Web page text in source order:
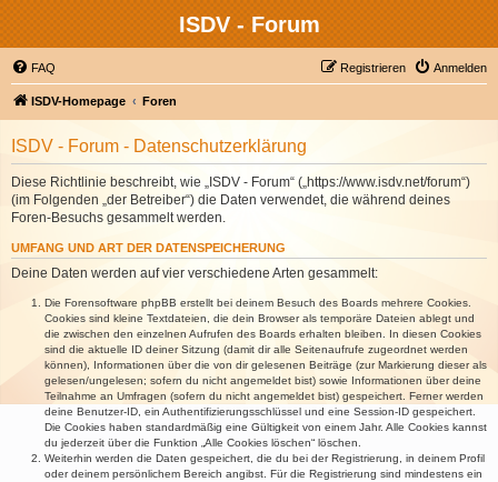
ISDV - Forum
FAQ Anmelden
Registrieren
ISDV-Homepage Foren
ISDV - Forum - Datenschutzerklärung
Diese Richtlinie beschreibt, wie „ISDV - Forum“ („https://www.isdv.net/forum“)
(im Folgenden „der Betreiber“) die Daten verwendet, die während deines
Foren-Besuchs gesammelt werden.
UMFANG UND ART DER DATENSPEICHERUNG
Deine Daten werden auf vier verschiedene Arten gesammelt:
Die Forensoftware phpBB erstellt bei deinem Besuch des Boards mehrere Cookies.
Cookies sind kleine Textdateien, die dein Browser als temporäre Dateien ablegt und
die zwischen den einzelnen Aufrufen des Boards erhalten bleiben. In diesen Cookies
sind die aktuelle ID deiner Sitzung (damit dir alle Seitenaufrufe zugeordnet werden
können), Informationen über die von dir gelesenen Beiträge (zur Markierung dieser als
gelesen/ungelesen; sofern du nicht angemeldet bist) sowie Informationen über deine
Teilnahme an Umfragen (sofern du nicht angemeldet bist) gespeichert. Ferner werden
deine Benutzer-ID, ein Authentifizierungsschlüssel und eine Session-ID gespeichert.
Die Cookies haben standardmäßig eine Gültigkeit von einem Jahr. Alle Cookies kannst
du jederzeit über die Funktion „Alle Cookies löschen“ löschen.
Weiterhin werden die Daten gespeichert, die du bei der Registrierung, in deinem Profil
oder deinem persönlichem Bereich angibst. Für die Registrierung sind mindestens ein